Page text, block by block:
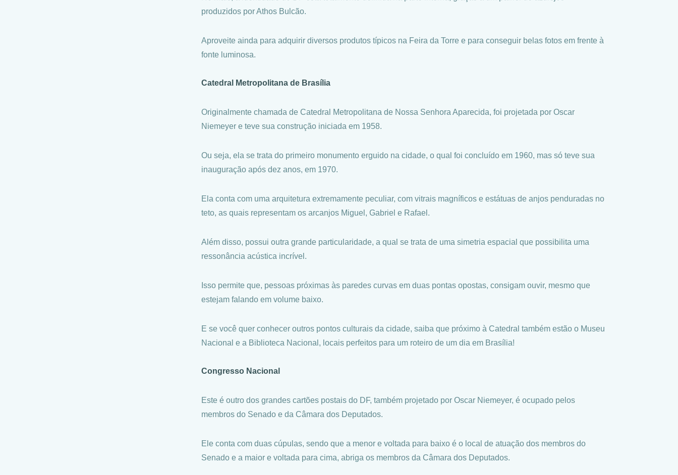
produzidos por Athos Bulcão.
Aproveite ainda para adquirir diversos produtos típicos na Feira da Torre e para conseguir belas fotos em frente à
fonte luminosa.
Catedral Metropolitana de Brasília
Originalmente chamada de Catedral Metropolitana de Nossa Senhora Aparecida, foi projetada por Oscar
Niemeyer e teve sua construção iniciada em 1958.
Ou seja, ela se trata do primeiro monumento erguido na cidade, o qual foi concluído em 1960, mas só teve sua
inauguração após dez anos, em 1970.
Ela conta com uma arquitetura extremamente peculiar, com vitrais magníficos e estátuas de anjos penduradas no
teto, as quais representam os arcanjos Miguel, Gabriel e Rafael.
Além disso, possui outra grande particularidade, a qual se trata de uma simetria espacial que possibilita uma
ressonância acústica incrível.
Isso permite que, pessoas próximas às paredes curvas em duas pontas opostas, consigam ouvir, mesmo que
estejam falando em volume baixo.
E se você quer conhecer outros pontos culturais da cidade, saiba que próximo à Catedral também estão o Museu
Nacional e a Biblioteca Nacional, locais perfeitos para um roteiro de um dia em Brasília!
Congresso Nacional
Este é outro dos grandes cartões postais do DF, também projetado por Oscar Niemeyer, é ocupado pelos
membros do Senado e da Câmara dos Deputados.
Ele conta com duas cúpulas, sendo que a menor e voltada para baixo é o local de atuação dos membros do
Senado e a maior e voltada para cima, abriga os membros da Câmara dos Deputados.